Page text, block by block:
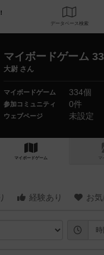
データベース
マイボードゲーム
大尉 さん
マイボードゲーム 334個
参加コミュニティ 0件
ウェブページ 未設定
マイボードゲーム マ
経験あり お